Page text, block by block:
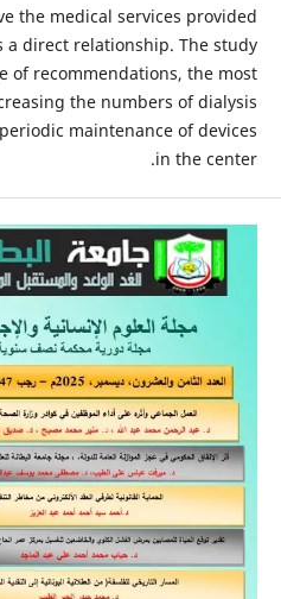
the medical services provided
a direct relationship. The study
of recommendations, the most
the numbers of dialysis
maintenance of devices
in the center.